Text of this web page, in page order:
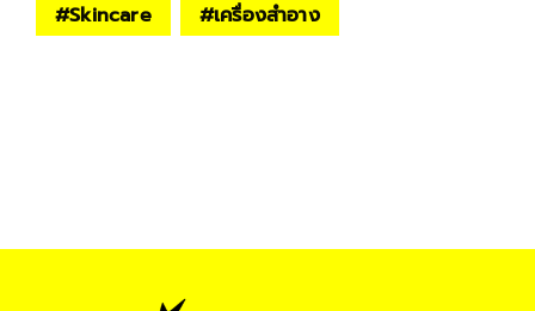
#Skincare #เครื่องสำอาง